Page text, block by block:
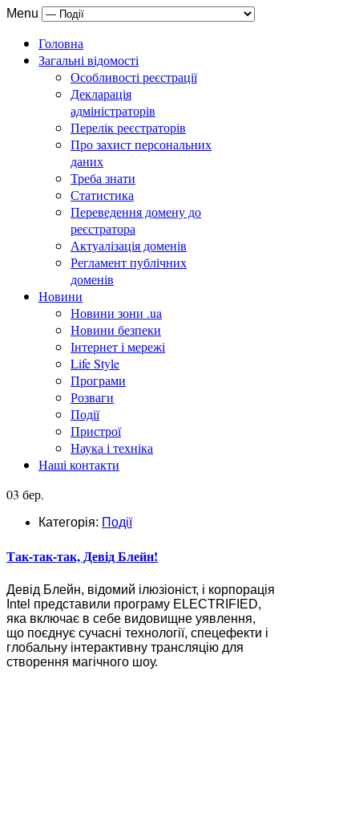
Menu
Головна
Загальні відомості
Особливості реєстрації
Декларація
адміністраторів
Перелік реєстраторів
Про захист персональних
даних
Треба знати
Статистика
Переведення домену до
реєстратора
Актуалізація доменів
Регламент публічних
доменів
Новини
Новини зони .ua
Новини безпеки
Інтернет і мережі
Life Style
Програми
Розваги
Події
Пристрої
Наука і техніка
Наші контакти
03 бер.
Категорія: Події
Так-так-так, Девід Блейн!
Девід Блейн, відомий ілюзіоніст, і корпорація
Intel представили програму ELECTRIFIED,
яка включає в себе видовищне уявлення,
що поєднує сучасні технології, спецефекти і
глобальну інтерактивну трансляцію для
створення магічного шоу.